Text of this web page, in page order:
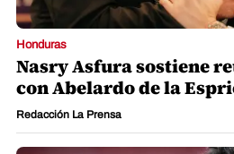
Honduras
Nasry Asfura sostiene
con Abelardo de la
Redacción La Prensa